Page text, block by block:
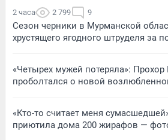
2 часа 2 799 9
Сезон черники в Мурманской
хрустящего ягодного штруделя за
«Четырех мужей потеряла»:
проболтался о новой
«Кто-то считает меня
приютила дома 200 жирафов —